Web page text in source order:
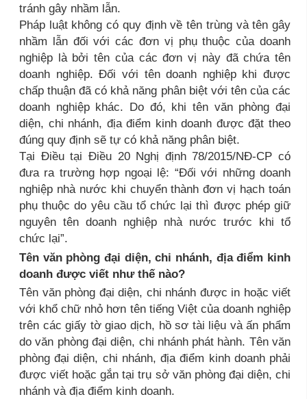
tránh gây nhầm lẫn.
Pháp luật không có quy định về tên trùng và tên gây
nhầm lẫn đối với các đơn vị phụ thuộc của doanh
nghiệp là bởi tên của các đơn vị này đã chứa tên
doanh nghiệp. Đối với tên doanh nghiệp khi được
chấp thuận đã có khả năng phân biệt với tên của các
doanh nghiệp khác. Do đó, khi tên văn phòng đại
diện, chi nhánh, địa điểm kinh doanh được đặt theo
đúng quy định sẽ tự có khả năng phân biệt.
Tại Điều tại Điều 20 Nghị định 78/2015/NĐ-CP có
đưa ra trường hợp ngoại lệ: “Đối với những doanh
nghiệp nhà nước khi chuyển thành đơn vị hạch toán
phụ thuộc do yêu cầu tổ chức lại thì được phép giữ
nguyên tên doanh nghiệp nhà nước trước khi tổ
chức lại”.
Tên văn phòng đại diện, chi nhánh, địa điểm kinh
doanh được viết như thế nào?
Tên văn phòng đại diện, chi nhánh được in hoặc viết
với khổ chữ nhỏ hơn tên tiếng Việt của doanh nghiệp
trên các giấy tờ giao dịch, hồ sơ tài liệu và ấn phẩm
do văn phòng đại diện, chi nhánh phát hành. Tên văn
phòng đại diện, chi nhánh, địa điểm kinh doanh phải
được viết hoặc gắn tại trụ sở văn phòng đại diện, chi
nhánh và địa điểm kinh doanh.